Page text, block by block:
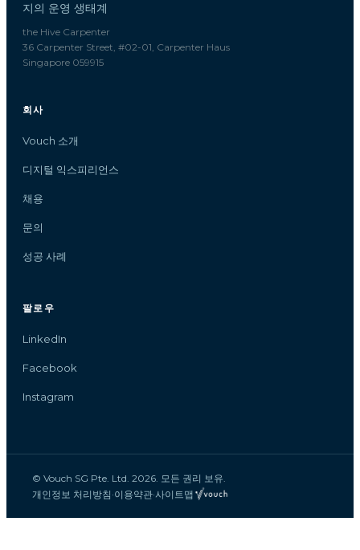
지의 운영 생태계
the Hive Carpenter
36 Carpenter Street, #02-01, Carpenter Haus
Singapore 059915
회사
Vouch 소개
디지털 익스피리언스
채용
문의
성공 사례
팔로우
LinkedIn
Facebook
Instagram
© Vouch SG Pte. Ltd. 2026. 모든 권리 보유.
개인정보 처리방침 ·이용약관·사이트맵